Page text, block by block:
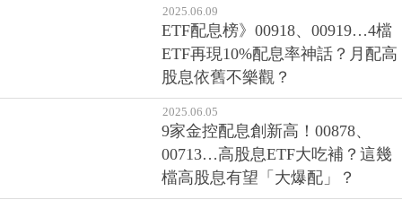
2025.06.09
ETF配息榜》00918、00919…4檔
ETF再現10%配息率神話？月配高
股息依舊不樂觀？
2025.06.05
9家金控配息創新高！00878、
00713…高股息ETF大吃補？這幾
檔高股息有望「大爆配」？